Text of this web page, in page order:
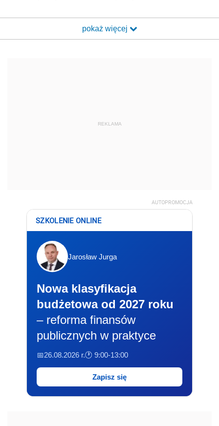
pokaż więcej
REKLAMA
AUTOPROMOCJA
SZKOLENIE ONLINE
Jarosław Jurga
Nowa klasyfikacja
budżetowa od 2027 roku
– reforma finansów
publicznych w praktyce
📅26.08.2026 r.🕐 9:00-13:00
Zapisz się